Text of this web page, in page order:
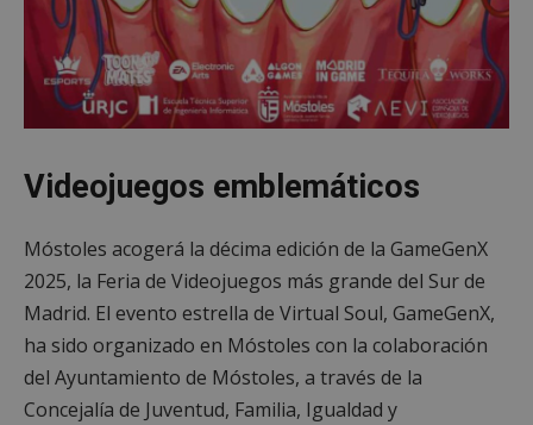
Videojuegos emblemáticos
Móstoles acogerá la décima edición de la GameGenX
2025, la Feria de Videojuegos más grande del Sur de
Madrid. El evento estrella de Virtual Soul, GameGenX,
ha sido organizado en Móstoles con la colaboración
del Ayuntamiento de Móstoles, a través de la
Concejalía de Juventud, Familia, Igualdad y